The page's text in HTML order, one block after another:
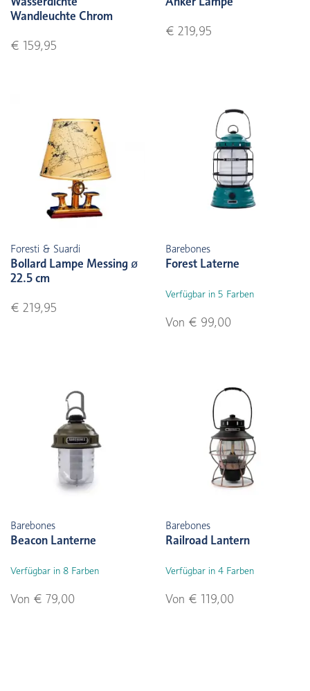
Wandleuchte Chrom
€ 159,95
€ 219,95
Foresti & Suardi
Bollard Lampe Messing ø
22.5 cm
€ 219,95
Barebones
Forest Laterne
Verfügbar in 5 Farben
Von € 99,00
Barebones
Beacon Lanterne
Verfügbar in 8 Farben
Von € 79,00
Barebones
Railroad Lantern
Verfügbar in 4 Farben
Von € 119,00